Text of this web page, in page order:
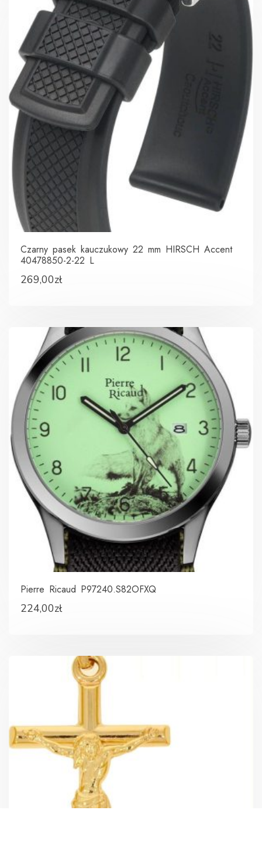
Czarny pasek kauczukowy 22 mm HIRSCH Accent
40478850-2-22 L
269,00zł
Pierre Ricaud P97240.S82OFXQ
224,00zł